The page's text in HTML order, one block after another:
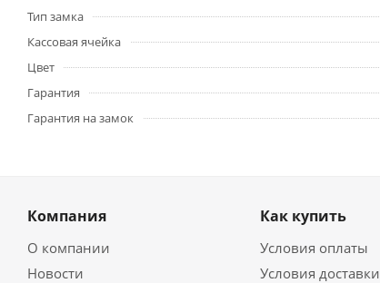
Тип замка
Кассовая ячейка
Цвет
Гарантия
Гарантия на замок
Компания
О компании
Новости
Как купить
Условия оплаты
Условия доставки